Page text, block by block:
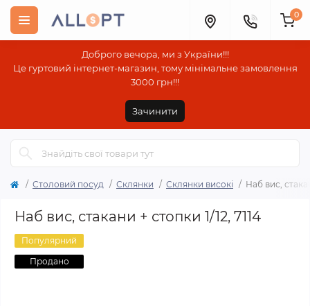
Доброго вечора, ми з України!!!
Це гуртовий інтернет-магазин, тому мінімальне замовлення
3000 грн!!!
Зачинити
0
Столовий посуд Склянки Склянки високі Наб вис,
Наб вис, стакани + стопки 1/12, 7114
Популярний
Продано